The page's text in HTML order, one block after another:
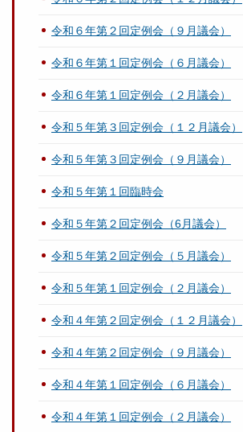
令和６年第２回定例会（９月議会）
令和６年第１回定例会（６月議会）
令和６年第１回定例会（２月議会）
令和５年第３回定例会（１２月議会）
令和５年第３回定例会（９月議会）
令和５年第１回臨時会
令和５年第２回定例会（6月議会）
令和５年第２回定例会（５月議会）
令和５年第１回定例会（２月議会）
令和４年第２回定例会（１２月議会）
令和４年第２回定例会（９月議会）
令和４年第１回定例会（６月議会）
令和４年第１回定例会（２月議会）